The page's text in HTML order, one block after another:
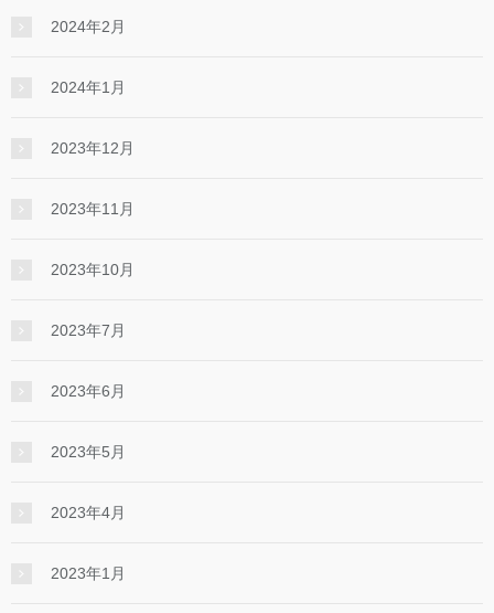
2024年2月
2024年1月
2023年12月
2023年11月
2023年10月
2023年7月
2023年6月
2023年5月
2023年4月
2023年1月